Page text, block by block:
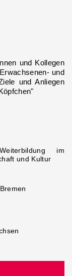
und Kollegen
und
und Anliegen
im
und Kultur